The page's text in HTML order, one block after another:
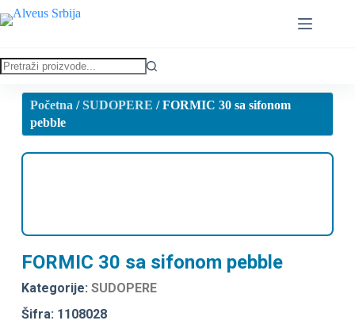
Početna /SUDOPERE / FORMIC 30 sa sifonom
pebble
FORMIC 30 sa sifonom pebble
Kategorije: SUDOPERE
Šifra: 1108028